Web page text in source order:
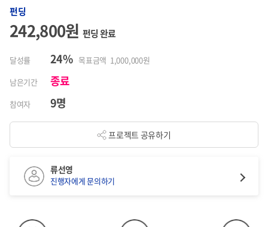
펀딩
242,800원 펀딩 완료
달성률 24% 목표금액 1,000,000원
남은기간
종료
참여자 9명
프로젝트 공유하기
류선영
진행자에게 문의하기